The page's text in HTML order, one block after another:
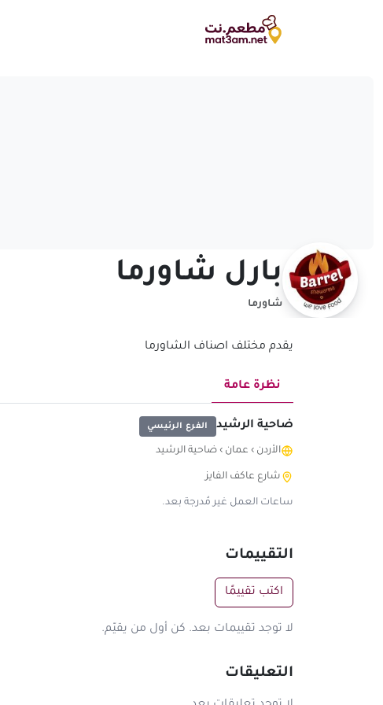
بارل شاورما
شاورما
يقدم مختلف اصناف الشاورما
نظرة عامة
ضاحية الرشيد الفرع الرئيسي
الأردن › عمان › ضاحية الرشيد
شارع عاكف الفايز
ساعات العمل غير مُدرجة بعد.
التقييمات
اكتب تقييمًا
لا توجد تقييمات بعد. كن أول من يقيّم.
التعليقات